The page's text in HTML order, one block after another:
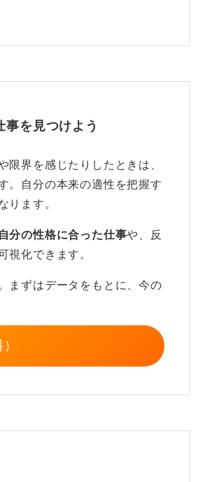
係の不満をストレートに伝え
るのでは」という懸念を抱か
ブな動機に転換して伝える工
出した本当の思いであること
を見つけよう
限界を感じたりしたときは、
。自分の本来の適性を把握す
ります。
自分の性格に合った仕事や、反
視化できます。
まずはデータをもとに、今の